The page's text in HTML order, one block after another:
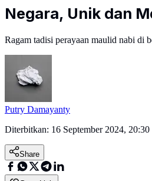
Negara, Unik dan
Ragam tadisi perayaan maulid nabi di
Putry Damayanty
Diterbitkan: 16 September 2024,
Share